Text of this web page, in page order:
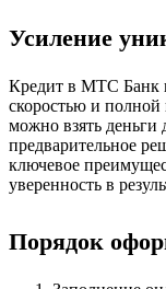
Усиление
Кредит в МТС Банк
скоростью и
можно взять деньги
предварительное
ключевое
уверенность в
Порядок